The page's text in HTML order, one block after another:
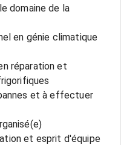
domaine de la
en génie climatique
réparation et
et à effectuer
et esprit d'équipe